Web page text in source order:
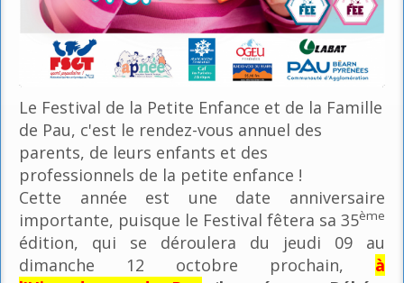
Le Festival de la Petite Enfance et de la Famille
de Pau, c'est le rendez-vous annuel des
parents, de leurs enfants et des
professionnels de la petite enfance !
Cette année est une date anniversaire
importante, puisque le Festival fêtera sa 35ème
édition, qui se déroulera du jeudi 09 au
dimanche 12 octobre prochain, à